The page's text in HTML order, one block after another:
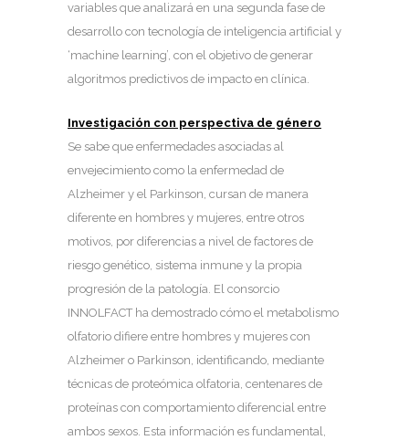
variables que analizará en una segunda fase de
desarrollo con tecnología de inteligencia artificial y
‘machine learning’, con el objetivo de generar
algoritmos predictivos de impacto en clínica.
Investigación con perspectiva de género
Se sabe que enfermedades asociadas al
envejecimiento como la enfermedad de
Alzheimer y el Parkinson, cursan de manera
diferente en hombres y mujeres, entre otros
motivos, por diferencias a nivel de factores de
riesgo genético, sistema inmune y la propia
progresión de la patología. El consorcio
INNOLFACT ha demostrado cómo el metabolismo
olfatorio difiere entre hombres y mujeres con
Alzheimer o Parkinson, identificando, mediante
técnicas de proteómica olfatoria, centenares de
proteínas con comportamiento diferencial entre
ambos sexos. Esta información es fundamental,